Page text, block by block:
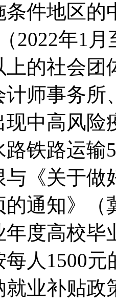
条件地区的
2022年1
的社会团
计师事务
现中高风
路铁路运
《关于做
通知》（
年度高校毕
人1500
业补贴政